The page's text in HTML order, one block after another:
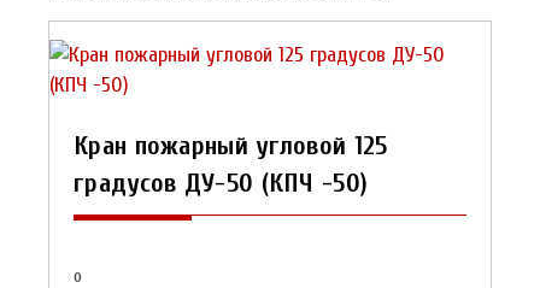
Кран пожарный угловой 125
градусов ДУ-50 (КПЧ -50)
0